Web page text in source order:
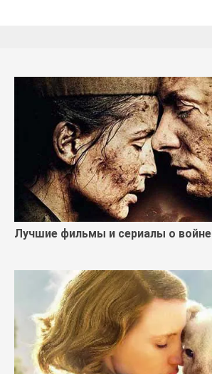
Лучшие фильмы и сериалы о войне